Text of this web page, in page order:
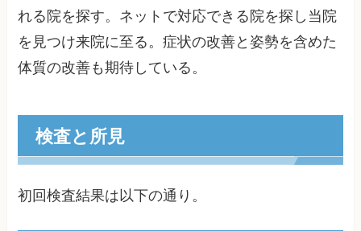
れる院を探す。ネットで対応できる院を探し当院
を見つけ来院に至る。症状の改善と姿勢を含めた
体質の改善も期待している。
検査と所見
初回検査結果は以下の通り。